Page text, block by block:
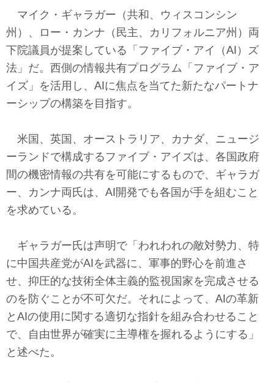
東京発
マイク・ギャラガー（共和、ウィスコンシン
州）、ロー・カンナ（民主、カリフォルニア州）両
下院議員が提案している「ファイブ・アイ（AI）ズ
法」だ。西側の情報共有プログラム「ファイブ・ア
イズ」を活用し、AIに焦点を当てた新たなパートナ
ーシップの構築を目指す。
米国、英国、オーストラリア、カナダ、ニュージ
ーランドで構成するファイブ・アイズは、各国政府
間の機密情報の共有を可能にするもので、ギャラガ
ー、カンナ両氏は、AI開発でも各国が手を組むこと
を求めている。
ギャラガー氏は声明で「われわれの敵対勢力、特
に中国共産党がAIを武器に、軍事的野心を前進さ
せ、抑圧的な技術全体主義的監視国家を完成させる
のを防ぐことが不可欠だ。それによって、AIの革新
とAIの使用に関する適切な指針を組み合わせること
で、自由世界が確実に主導権を握れるようにする」
と述べた。